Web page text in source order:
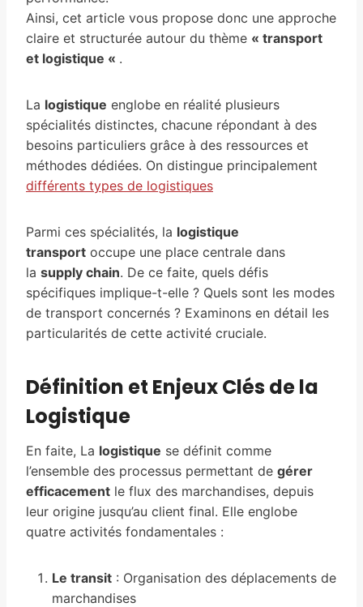
Ainsi, cet article vous propose donc une approche
claire et structurée autour du thème « transport
et logistique « .
La logistique englobe en réalité plusieurs
spécialités distinctes, chacune répondant à des
besoins particuliers grâce à des ressources et
méthodes dédiées. On distingue principalement
différents types de logistiques
Parmi ces spécialités, la logistique
transport occupe une place centrale dans
la supply chain. De ce faite, quels défis
spécifiques implique-t-elle ? Quels sont les modes
de transport concernés ? Examinons en détail les
particularités de cette activité cruciale.
Définition et Enjeux Clés de la
Logistique
En faite, La logistique se définit comme
l’ensemble des processus permettant de gérer
efficacement le flux des marchandises, depuis
leur origine jusqu’au client final. Elle englobe
quatre activités fondamentales :
Le transit : Organisation des déplacements de
marchandises